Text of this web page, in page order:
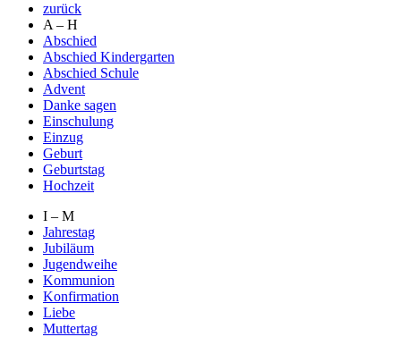
zurück
A – H
Abschied
Abschied Kindergarten
Abschied Schule
Advent
Danke sagen
Einschulung
Einzug
Geburt
Geburtstag
Hochzeit
I – M
Jahrestag
Jubiläum
Jugendweihe
Kommunion
Konfirmation
Liebe
Muttertag